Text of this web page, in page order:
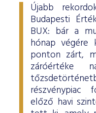
Újabb
Budapesti
BUX: bár a
hónap végére
ponton zárt,
záróértéke
részvénypiac
előző havi